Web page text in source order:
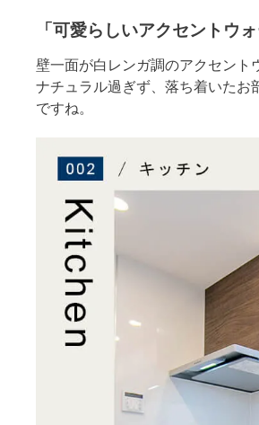
「可愛らしいアクセントウォ
壁一面が白レンガ調のアクセント
ナチュラル過ぎず、落ち着いたお
ですね。